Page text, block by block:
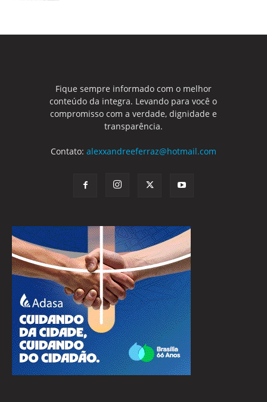
Fique sempre informado com o melhor
conteúdo da integra. Levando para você o
compromisso com a verdade, dignidade e
transparência.
Contato: alexxandreeferraz@hotmail.com